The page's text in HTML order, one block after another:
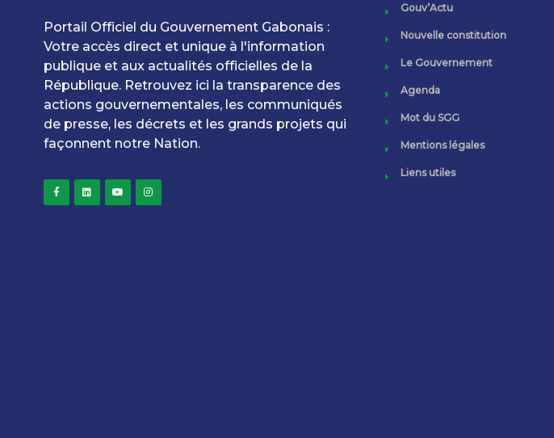
Portail Officiel du Gouvernement Gabonais :
Votre accès direct et unique à l'information
publique et aux actualités officielles de la
République. Retrouvez ici la transparence des
actions gouvernementales, les communiqués
de presse, les décrets et les grands projets qui
façonnent notre Nation.
Gouv’Actu
Nouvelle constitution
Le Gouvernement
Agenda
Mot du SGG
Mentions légales
Liens utiles